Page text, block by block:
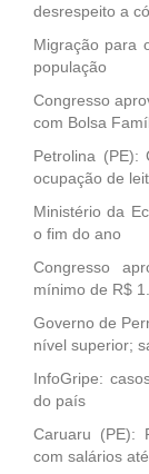
desrespeito a
Migração para
população
Congresso
com Bolsa
Petrolina (PE):
ocupação de
Ministério da
o fim do ano
Congresso
mínimo de R$
Governo de
nível superior;
InfoGripe:
do país
Caruaru (PE):
com salários